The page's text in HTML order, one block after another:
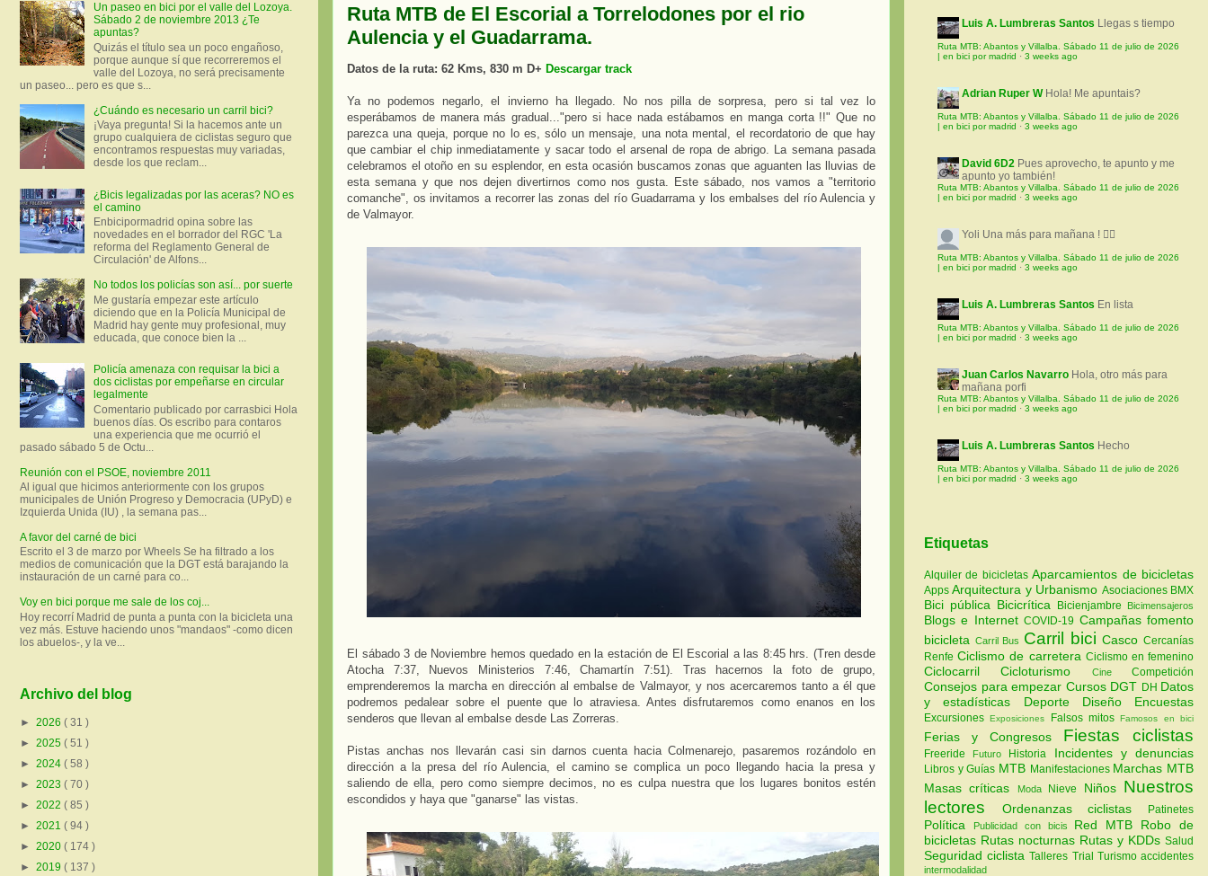
Ruta MTB de El Escorial a Torrelodones por el rio
Aulencia y el Guadarrama.
Datos de la ruta: 62 Kms, 830 m D+ Descargar track
Ya no podemos negarlo, el invierno ha llegado. No nos pilla de sorpresa, pero si tal vez lo
esperábamos de manera más gradual..."pero si hace nada estábamos en manga corta !!" Que no
parezca una queja, porque no lo es, sólo un mensaje, una nota mental, el recordatorio de que hay
que cambiar el chip inmediatamente y sacar todo el arsenal de ropa de abrigo. La semana pasada
celebramos el otoño en su esplendor, en esta ocasión buscamos zonas que aguanten las lluvias de
esta semana y que nos dejen divertirnos como nos gusta. Este sábado, nos vamos a "territorio
comanche", os invitamos a recorrer las zonas del río Guadarrama y los embalses del río Aulencia y
de Valmayor.
El sábado 3 de Noviembre hemos quedado en la estación de El Escorial a las 8:45 hrs. (Tren desde
Atocha 7:37, Nuevos Ministerios 7:46, Chamartín 7:51). Tras hacernos la foto de grupo,
emprenderemos la marcha en dirección al embalse de Valmayor, y nos acercaremos tanto a él que
podremos pedalear sobre el puente que lo atraviesa. Antes disfrutaremos como enanos en los
senderos que llevan al embalse desde Las Zorreras.
Pistas anchas nos llevarán casi sin darnos cuenta hacia Colmenarejo, pasaremos rozándolo en
dirección a la presa del río Aulencia, el camino se complica un poco llegando hacia la presa y
saliendo de ella, pero como siempre decimos, no es culpa nuestra que los lugares bonitos estén
escondidos y haya que "ganarse" las vistas.
Un paseo en bici por el valle del Lozoya.
Sábado 2 de noviembre 2013 ¿Te
apuntas?
Quizás el título sea un poco engañoso,
porque aunque sí que recorreremos el
valle del Lozoya, no será precisamente
un paseo... pero es que s...
¿Cuándo es necesario un carril bici?
¡Vaya pregunta! Si la hacemos ante un
grupo cualquiera de ciclistas seguro que
encontramos respuestas muy variadas,
desde los que reclam...
¿Bicis legalizadas por las aceras? NO es
el camino
Enbicipormadrid opina sobre las
novedades en el borrador del RGC 'La
reforma del Reglamento General de
Circulación' de Alfons...
No todos los policías son así... por suerte
Me gustaría empezar este artículo
diciendo que en la Policía Municipal de
Madrid hay gente muy profesional, muy
educada, que conoce bien la ...
Policía amenaza con requisar la bici a
dos ciclistas por empeñarse en circular
legalmente
Comentario publicado por carrasbici Hola
buenos días. Os escribo para contaros
una experiencia que me ocurrió el
pasado sábado 5 de Octu...
Reunión con el PSOE, noviembre 2011
Al igual que hicimos anteriormente con los grupos
municipales de Unión Progreso y Democracia (UPyD) e
Izquierda Unida (IU) , la semana pas...
A favor del carné de bici
Escrito el 3 de marzo por Wheels Se ha filtrado a los
medios de comunicación que la DGT está barajando la
instauración de un carné para co...
Voy en bici porque me sale de los coj...
Hoy recorrí Madrid de punta a punta con la bicicleta una
vez más. Estuve haciendo unos "mandaos" -como dicen
los abuelos-, y la ve...
Archivo del blog
► 2026 ( 31 )
► 2025 ( 51 )
► 2024 ( 58 )
► 2023 ( 70 )
► 2022 ( 85 )
► 2021 ( 94 )
► 2020 ( 174 )
► 2019 ( 137 )
Luis A. Lumbreras Santos Llegas s tiempo
Ruta MTB: Abantos y Villalba. Sábado 11 de julio de 2026
| en bici por madrid · 3 weeks ago
Adrian Ruper W Hola! Me apuntais?
Ruta MTB: Abantos y Villalba. Sábado 11 de julio de 2026
| en bici por madrid · 3 weeks ago
David 6D2 Pues aprovecho, te apunto y me
apunto yo también!
Ruta MTB: Abantos y Villalba. Sábado 11 de julio de 2026
| en bici por madrid · 3 weeks ago
Yoli Una más para mañana ! 🚵‍♀️
Ruta MTB: Abantos y Villalba. Sábado 11 de julio de 2026
| en bici por madrid · 3 weeks ago
Luis A. Lumbreras Santos En lista
Ruta MTB: Abantos y Villalba. Sábado 11 de julio de 2026
| en bici por madrid · 3 weeks ago
Juan Carlos Navarro Hola, otro más para
mañana porfi
Ruta MTB: Abantos y Villalba. Sábado 11 de julio de 2026
| en bici por madrid · 3 weeks ago
Luis A. Lumbreras Santos Hecho
Ruta MTB: Abantos y Villalba. Sábado 11 de julio de 2026
| en bici por madrid · 3 weeks ago
Etiquetas
Alquiler de bicicletasAparcamientos de bicicletas
AppsArquitectura y Urbanismo Asociaciones BMX
Bici pública Bicicrítica Bicienjambre Bicimensajeros
Blogs e InternetCOVID-19 Campañas fomento
bicicleta Carril Bus Carril biciCascoCercanías
RenfeCiclismo de carretera Ciclismo en femenino
CiclocarrilCicloturismo CineCompetición
Consejos para empezar Cursos DGT DH Datos
y estadísticas Deporte Diseño Encuestas
ExcursionesExposiciones Falsos mitosFamosos en bici
Ferias y Congresos Fiestas ciclistas
Freeride Futuro Historia Incidentes y denuncias
Libros y Guías MTB Manifestaciones Marchas MTB
Masas críticas
Moda Nieve Niños Nuestros
lectores
Ordenanzas ciclistas Patinetes
Política Publicidad con bicis Red MTB Robo de
bicicletas Rutas nocturnas Rutas y KDDs Salud
Seguridad ciclistaTalleres Trial Turismoaccidentes
intermodalidad